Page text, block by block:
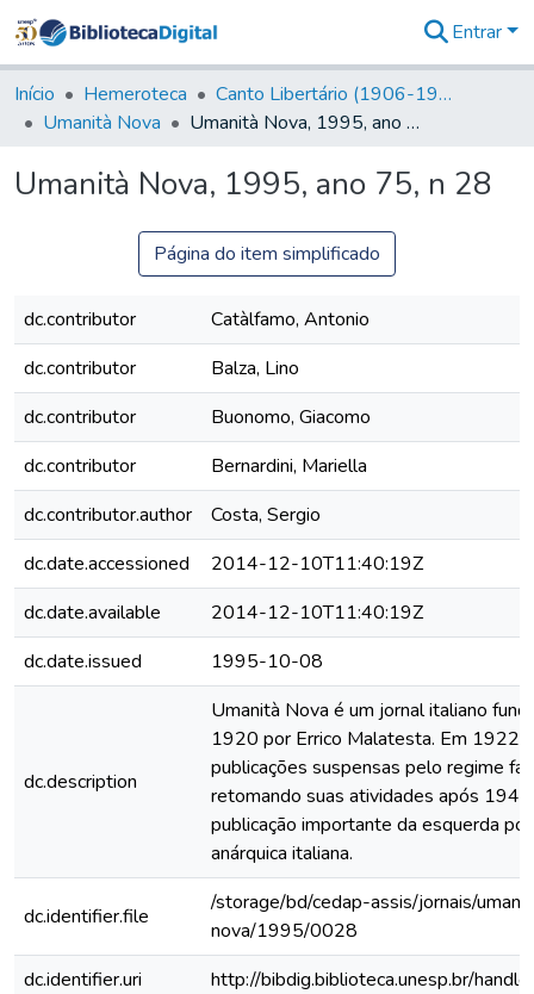
&
Coleções
Tudo na
Digital
Entrar
Início Hemeroteca
Canto Libertário (1906-1995)
Umanità Nova
Umanità Nova, 1995, ano 75, n 28
Umanità Nova, 1995, ano 75, n 28
Página do item simplificado
dc.contributor
Catàlfamo, Antonio
dc.contributor
Balza, Lino
dc.contributor
Buonomo, Giacomo
dc.contributor
Bernardini, Mariella
dc.contributor.author
Costa, Sergio
dc.date.accessioned
2014-12-10T11:40:19Z
dc.date.available
2014-12-10T11:40:19Z
dc.date.issued
1995-10-08
dc.description
Umanità Nova é um jornal italiano
1920 por Errico Malatesta. Em 1922
publicações suspensas pelo regime
retomando suas atividades após
publicação importante da esquerda
anárquica italiana.
dc.identifier.file
/storage/bd/cedap-assis/jornais/
nova/1995/0028
dc.identifier.uri
http://bibdig.biblioteca.unesp.br/